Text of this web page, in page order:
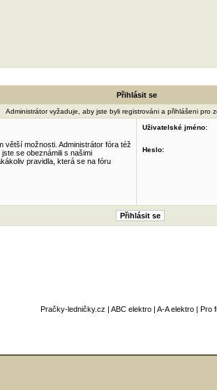
Přihlásit se
Administrátor vyžaduje, aby jste byli registrováni a přihlášeni pro
větší možnosti. Administrátor fóra též
se obeznámili s našimi
pravidla, která se na fóru
Uživatelské jméno:
Heslo:
Pračky-ledničky.cz | ABC elektro| A-A elektro| Pro